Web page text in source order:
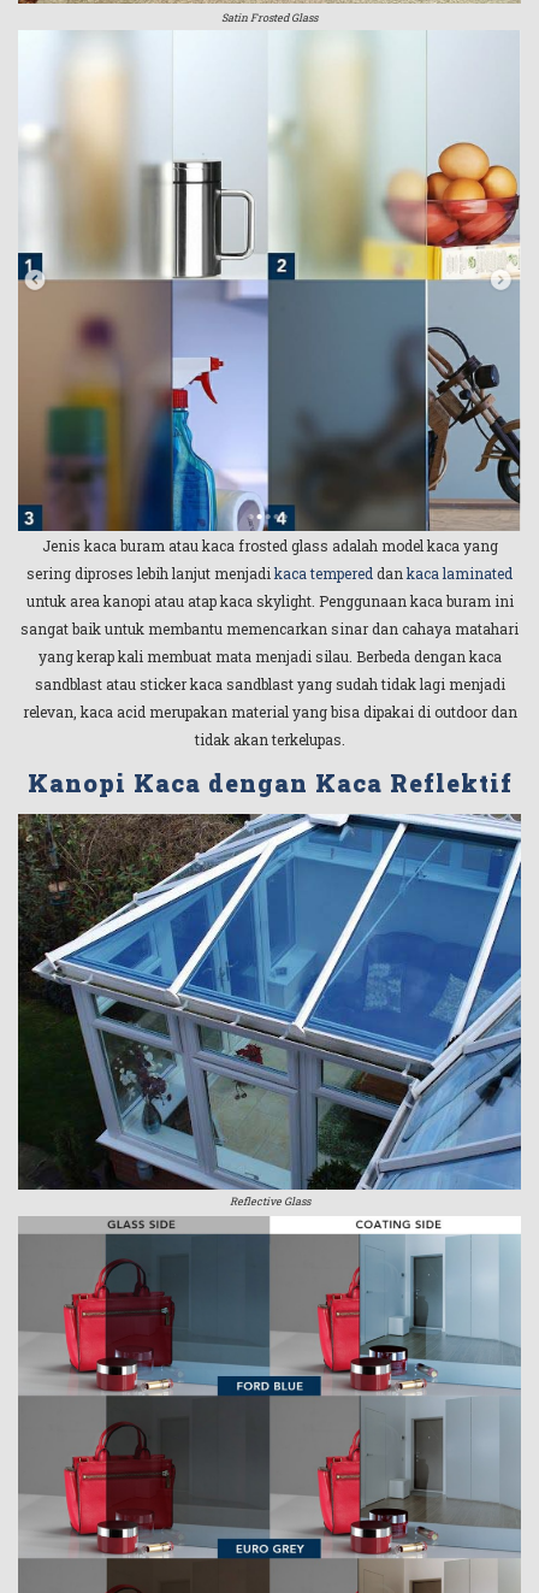
Satin Frosted Glass
Jenis kaca buram atau kaca frosted glass adalah model kaca yang
sering diproses lebih lanjut menjadi kaca tempered dan kaca laminated
untuk area kanopi atau atap kaca skylight. Penggunaan kaca buram ini
sangat baik untuk membantu memencarkan sinar dan cahaya matahari
yang kerap kali membuat mata menjadi silau. Berbeda dengan kaca
sandblast atau sticker kaca sandblast yang sudah tidak lagi menjadi
relevan, kaca acid merupakan material yang bisa dipakai di outdoor dan
tidak akan terkelupas.
Kanopi Kaca dengan Kaca Reflektif
Reflective Glass